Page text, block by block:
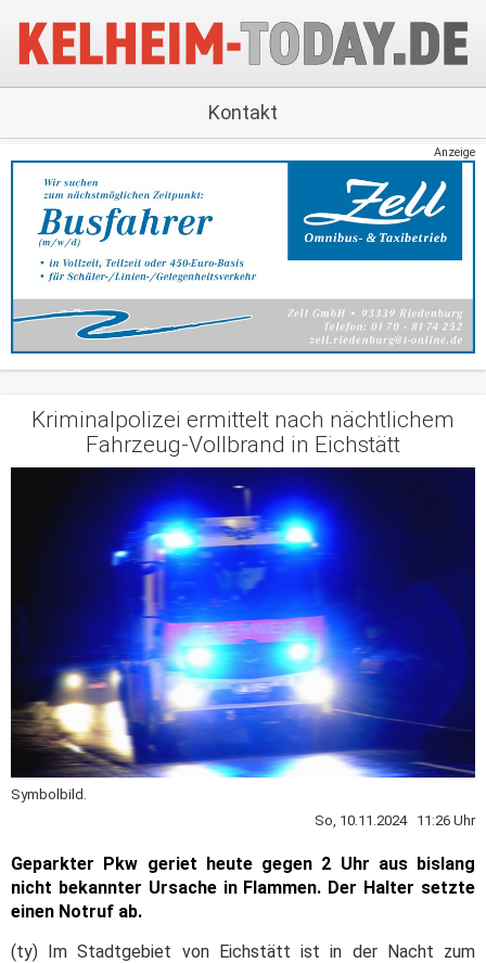
Kontakt
Anzeige
Kriminalpolizei ermittelt nach nächtlichem
Fahrzeug-Vollbrand in Eichstätt
Symbolbild.
So, 10.11.2024 11:26 Uhr
Geparkter Pkw geriet heute gegen 2 Uhr aus bislang
nicht bekannter Ursache in Flammen. Der Halter setzte
einen Notruf ab.
(ty) Im Stadtgebiet von Eichstätt ist in der Nacht zum